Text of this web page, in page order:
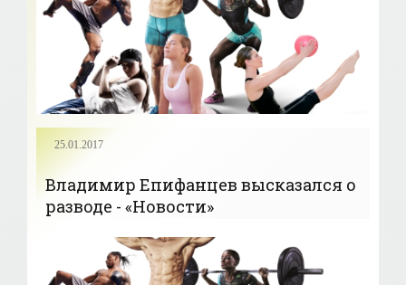
25.01.2017
Владимир Епифанцев высказался о
разводе - «Новости»